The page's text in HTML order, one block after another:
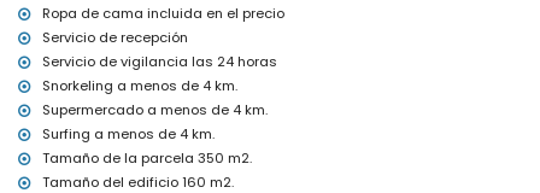
Deportes
tenis, golf, piragüismo, kayak, buceo, esnórquel y surf (a menos de
5 kilómetros de la casa)
paseos a caballo (a menos de 10 kilómetros de la casa)
Ropa de cama incluida en el precio
Servicio de recepción
Servicio de vigilancia las 24 horas
Snorkeling a menos de 4 km.
Supermercado a menos de 4 km.
Surfing a menos de 4 km.
Tamaño de la parcela 350 m2.
Tamaño del edificio 160 m2.